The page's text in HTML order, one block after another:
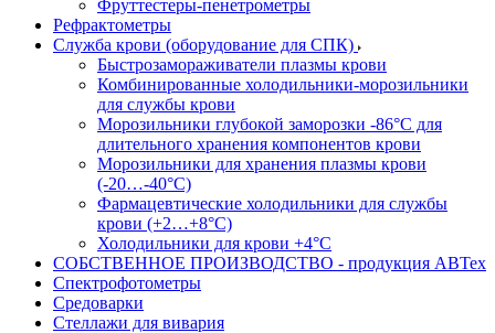
Фруттестеры-пенетрометры
Рефрактометры
Служба крови (оборудование для СПК)
Быстрозамораживатели плазмы крови
Комбинированные холодильники-морозильники
для службы крови
Морозильники глубокой заморозки -86°С для
длительного хранения компонентов крови
Морозильники для хранения плазмы крови
(-20…-40°С)
Фармацевтические холодильники для службы
крови (+2…+8°С)
Холодильники для крови +4°С
СОБСТВЕННОЕ ПРОИЗВОДСТВО - продукция АВТех
Спектрофотометры
Средоварки
Стеллажи для вивария